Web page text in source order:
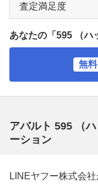
査定満足度
あなたの「595 （ハ
無料
アバルト 595 （
ーション
LINEヤフー株式会